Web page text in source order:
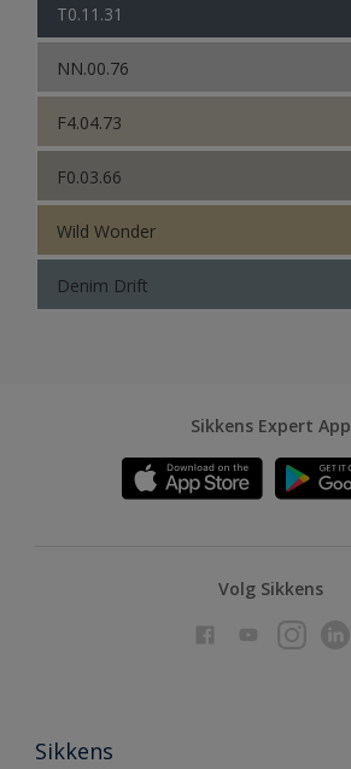
T0.11.31
NN.00.76
F4.04.73
F0.03.66
Wild Wonder
Denim Drift
Sikkens Expert App
Volg Sikkens
Sikkens